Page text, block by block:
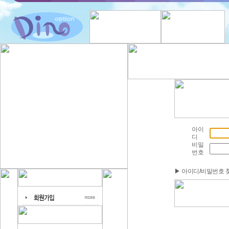
아이
디
비밀
번호
▶ 아이디/비밀번호